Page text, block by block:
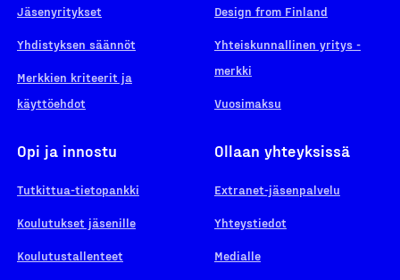
Jäsenyritykset
Yhdistyksen säännöt
Merkkien kriteerit ja
käyttöehdot
Design from Finland
Yhteiskunnallinen yritys -
merkki
Vuosimaksu
Opi ja innostu
Tutkittua-tietopankki
Koulutukset jäsenille
Koulutustallenteet
Ollaan yhteyksissä
Extranet-jäsenpalvelu
Yhteystiedot
Medialle